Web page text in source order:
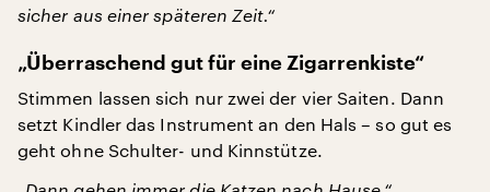
sicher aus einer späteren Zeit.“
„Überraschend gut für eine Zigarrenkiste“
Stimmen lassen sich nur zwei der vier Saiten. Dann
setzt Kindler das Instrument an den Hals – so gut es
geht ohne Schulter- und Kinnstütze.